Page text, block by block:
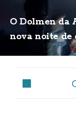
O Dolmen da
nova noite de